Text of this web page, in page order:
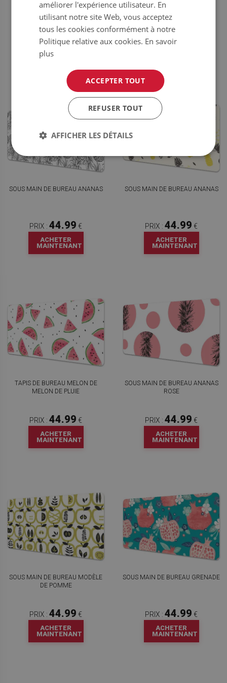
D'ANANAS
PRIX :44.99 €
ACHETER
MAINTENANT
PRIX :44.99
ACHETER
SOUS MAIN DE BUREAU ANANAS
PRIX : 44.99 €
ACHETER
MAINTENANT
SOUS MAIN DE BUREAU ANANAS
PRIX : 44.99 €
ACHETER
MAINTENANT
TAPIS DE BUREAU MELON DE
MELON DE PLUIE
PRIX : 44.99 €
ACHETER
MAINTENANT
SOUS MAIN DE BUREAU ANANAS
ROSE
PRIX : 44.99 €
ACHETER
MAINTENANT
SOUS MAIN DE BUREAU MODÈLE
DE POMME
PRIX : 44.99 €
ACHETER
MAINTENANT
SOUS MAIN DE BUREAU GRENADE
PRIX : 44.99 €
ACHETER
MAINTENANT
améliorer l'expérience utilisateur. En
utilisant notre site Web, vous acceptez
tous les cookies conformément à notre
Politique relative aux cookies. En savoir
plus
ACCEPTER TOUT
REFUSER TOUT
AFFICHER LES DÉTAILS